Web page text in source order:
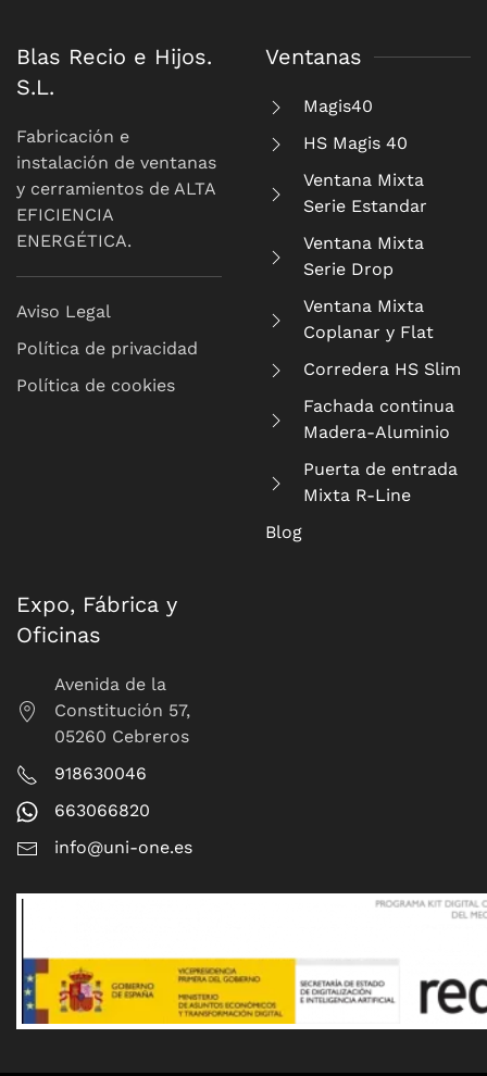
Blas Recio e Hijos.
S.L.
Fabricación e
instalación de ventanas
y cerramientos de ALTA
EFICIENCIA
ENERGÉTICA.
Aviso Legal
Política de privacidad
Política de cookies
Ventanas
Magis40
HS Magis 40
Ventana Mixta
Serie Estandar
Ventana Mixta
Serie Drop
Ventana Mixta
Coplanar y Flat
Corredera HS Slim
Fachada continua
Madera-Aluminio
Puerta de entrada
Mixta R-Line
Blog
Expo, Fábrica y
Oficinas
Avenida de la
Constitución 57,
05260 Cebreros
918630046
663066820
info@uni-one.es